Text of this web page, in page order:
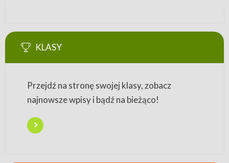
KLASY
Przejdź na stronę swojej klasy, zobacz
najnowsze wpisy i bądź na bieżąco!